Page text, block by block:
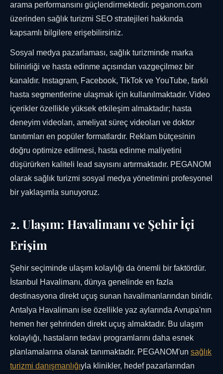
arama performansını güçlendirmektedir. peganom.com
üzerinden sağlık turizmi SEO stratejileri hakkında
kapsamlı bilgilere erişebilirsiniz.
Sosyal medya pazarlaması, sağlık turizminde marka
bilinirliği ve hasta edinme açısından vazgeçilmez bir
kanaldır. Instagram, Facebook, TikTok ve YouTube, farklı
hasta segmentlerine ulaşmak için kullanılmaktadır. Video
içerikler özellikle yüksek etkileşim almaktadır; hasta
deneyim videoları, ameliyat süreç videoları ve doktor
tanıtımları en popüler formatlardır. Reklam bütçesinin
doğru optimize edilmesi, hasta edinme maliyetini
düşürürken kaliteli lead sayısını artırmaktadır. PEGANOM
olarak sağlık turizmi sosyal medya yönetimini profesyonel
bir yaklaşımla sunuyoruz.
2. Ulaşım: Havalimanı ve Şehir İçi
Erişim
Şehir seçiminde ulaşım kolaylığı da önemli bir faktördür.
İstanbul Havalimanı, dünya genelinde en fazla
destinasyona direkt uçuş sunan havalimanlarından biridir.
Antalya Havalimanı ise özellikle yaz aylarında Avrupa'nın
hemen her şehrinden direkt uçuş almaktadır. Bu ulaşım
kolaylığı, hastaların tedavi programlarını daha esnek
planlamalarına olanak tanımaktadır. PEGANOM'un sağlık
turizmi danışmanlığıyla klinikler, hedef pazarlarından